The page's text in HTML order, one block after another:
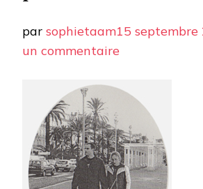
par sophietaam15 septembre
un commentairesur